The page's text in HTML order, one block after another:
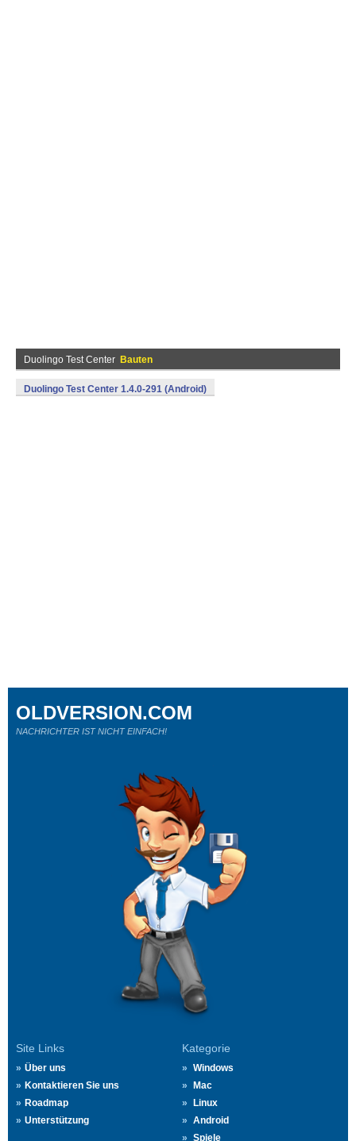
Duolingo Test Center Bauten
Duolingo Test Center 1.4.0-291 (Android)
Site Links
Über uns
Kontaktieren Sie uns
Roadmap
Unterstützung
Kategorie
Windows
Mac
Linux
Android
Spiele
OLDVERSION.COM
NACHRICHTER IST NICHT EINFACH!